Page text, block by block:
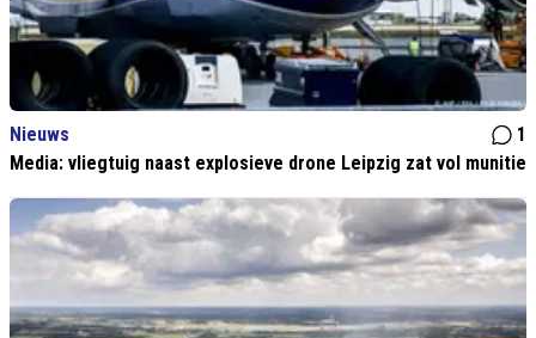
Nieuws
1
Media: vliegtuig naast explosieve drone Leipzig zat vol munitie